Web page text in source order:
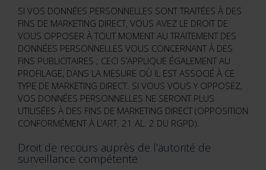
SI VOS DONNÉES PERSONNELLES SONT TRAITÉES À DES
FINS DE MARKETING DIRECT, VOUS AVEZ LE DROIT DE
VOUS OPPOSER À TOUT MOMENT AU TRAITEMENT DES
DONNÉES PERSONNELLES VOUS CONCERNANT À DES
FINS PUBLICITAIRES ; CECI S’APPLIQUE ÉGALEMENT AU
PROFILAGE, DANS LA MESURE OÙ IL EST ASSOCIÉ À CE
TYPE DE MARKETING DIRECT. SI VOUS VOUS Y OPPOSEZ,
VOS DONNÉES PERSONNELLES NE SERONT PLUS
UTILISÉES À DES FINS DE MARKETING DIRECT (OPPOSITION
CONFORMÉMENT À L’ART. 21 AL. 2 DU RGPD).
Droit de recours auprès de l’autorité de
surveillance compétente